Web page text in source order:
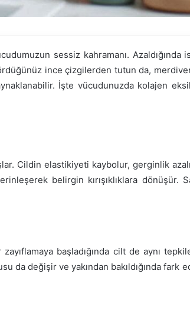
sessiz kahramanı.
ince çizgilerden tutun da,
İşte vücudunuzda kolajen
Cildin elastikiyeti kaybolur, gerginlik
belirgin kırışıklıklara dönüşür.
başladığında cilt de aynı
değişir ve yakından bakıldığında fark